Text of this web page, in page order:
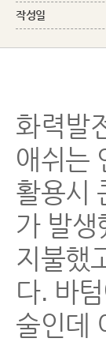
작성일
화력발
애쉬는
활용시
가 발생
지불했
다. 바
술인데